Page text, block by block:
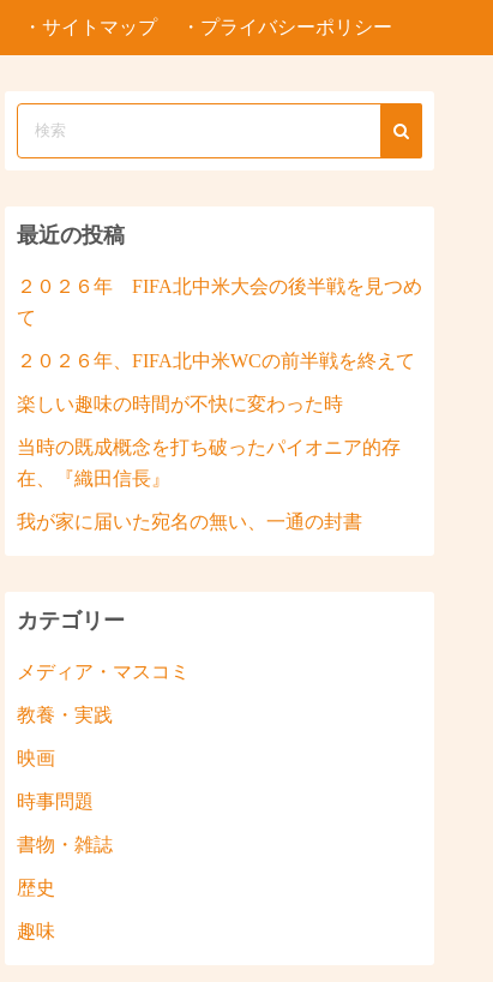
・サイトマップ ・プライバシーポリシー
最近の投稿
２０２６年 FIFA北中米大会の後半戦を見つめ
て
２０２６年、FIFA北中米WCの前半戦を終えて
楽しい趣味の時間が不快に変わった時
当時の既成概念を打ち破ったパイオニア的存
在、『織田信長』
我が家に届いた宛名の無い、一通の封書
カテゴリー
メディア・マスコミ
教養・実践
映画
時事問題
書物・雑誌
歴史
趣味